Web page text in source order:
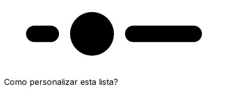
Como personalizar esta lista?